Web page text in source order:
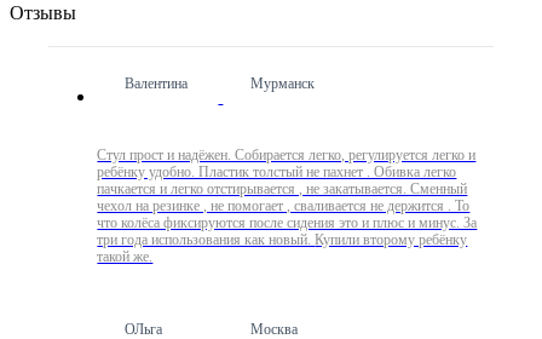
Отзывы
Валентина Мурманск
Стул прост и надёжен. Собирается легко, регулируется легко и
ребёнку удобно. Пластик толстый не пахнет . Обивка легко
пачкается и легко отстирывается , не закатывается. Сменный
чехол на резинке , не помогает , сваливается не держится . То
что колёса фиксируются после сидения это и плюс и минус. За
три года использования как новый. Купили второму ребёнку
такой же.
ОЛьга Москва